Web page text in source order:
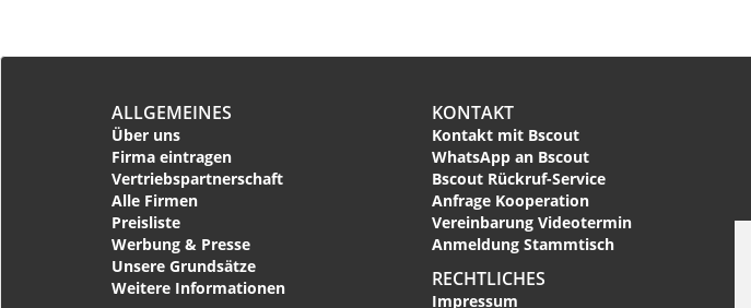
ALLGEMEINES
Über uns
Firma eintragen
Vertriebspartnerschaft
Alle Firmen
Preisliste
Werbung & Presse
Unsere Grundsätze
Weitere Informationen
KONTAKT
Kontakt mit Bscout
WhatsApp an Bscout
Bscout Rückruf-Service
Anfrage Kooperation
Vereinbarung Videotermin
Anmeldung Stammtisch
RECHTLICHES
Impressum